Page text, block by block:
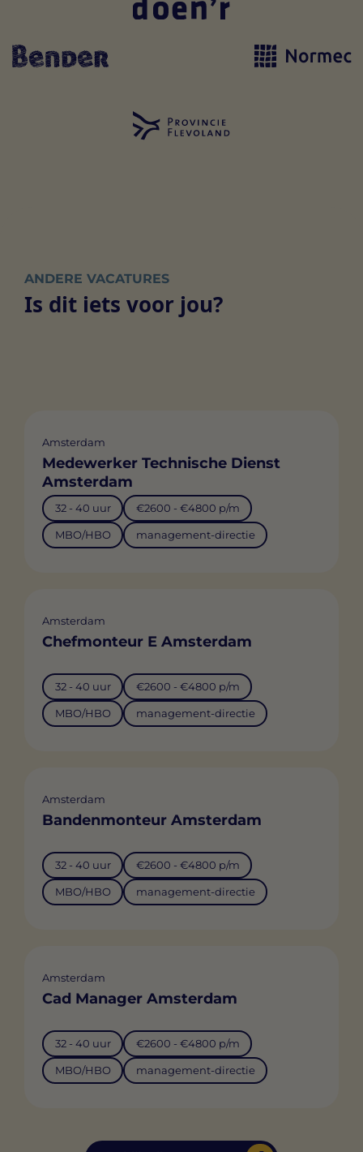
ANDERE VACATURES
Is dit iets voor jou?
Amsterdam
Medewerker Technische Dienst
Amsterdam
32 - 40 uur €2600 - €4800 p/m
MBO/HBO management-directie
Amsterdam
Chefmonteur E Amsterdam
32 - 40 uur €2600 - €4800 p/m
MBO/HBO management-directie
Amsterdam
Bandenmonteur Amsterdam
32 - 40 uur €2600 - €4800 p/m
MBO/HBO management-directie
Amsterdam
Cad Manager Amsterdam
32 - 40 uur €2600 - €4800 p/m
MBO/HBO management-directie